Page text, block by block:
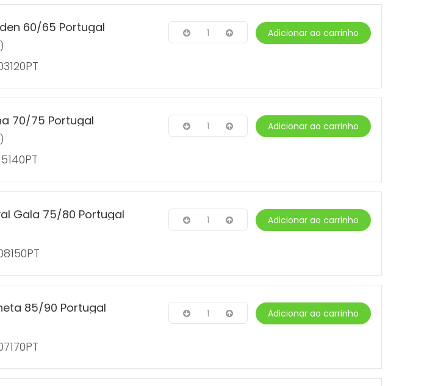
60/65 Portugal 1 Adicionar ao carrinho
70/75 Portugal 1 Adicionar ao carrinho
Gala 75/80 Portugal 1 Adicionar ao carrinho
85/90 Portugal 1 Adicionar ao carrinho